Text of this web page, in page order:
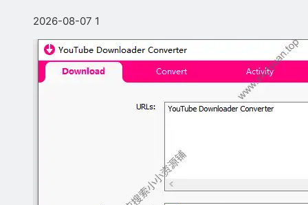
2026-08-07 1